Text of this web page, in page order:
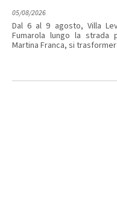
05/08/2026
Dal 6 al 9 agosto, Villa
Fumarola lungo la strada
Martina Franca, si